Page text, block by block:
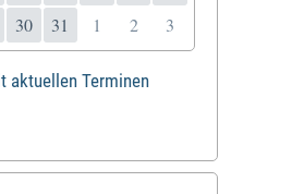
30 31 1 2 3
aktuellen Terminen